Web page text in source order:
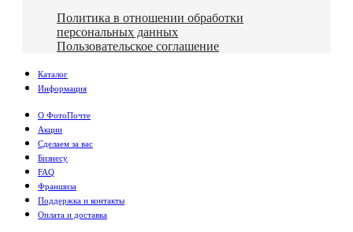
Политика в отношении обработки
персональных данных
Пользовательское соглашение
Каталог
Информация
О ФотоПочте
Акции
Сделаем за вас
Бизнесу
FAQ
Франшиза
Поддержка и контакты
Оплата и доставка